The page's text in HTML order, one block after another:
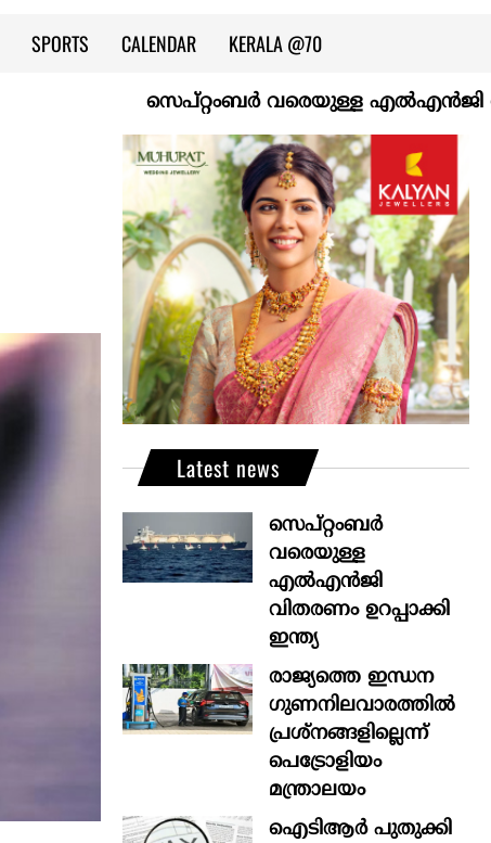
SPORTS CALENDAR KERALA @70
സെപ്റ്റംബർ വരെയുള്ള എൽഎൻജി വിതരണം
Latest news
സെപ്റ്റംബർ
വരെയുള്ള
എൽഎൻജി
വിതരണം ഉറപ്പാക്കി
ഇന്ത്യ
രാജ്യത്തെ ഇന്ധന
ഗുണനിലവാരത്തില്‍
പ്രശ്‌നങ്ങളില്ലെന്ന്
പെട്രോളിയം
മന്ത്രാലയം
ഐടിആര്‍ പുതുക്കി